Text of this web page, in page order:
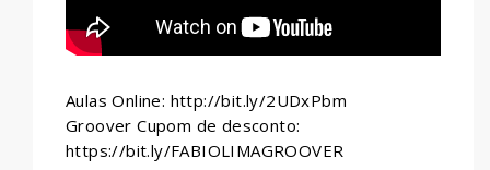
Aulas Online: http://bit.ly/2UDxPbm
Groover Cupom de desconto:
https://bit.ly/FABIOLIMAGROOVER